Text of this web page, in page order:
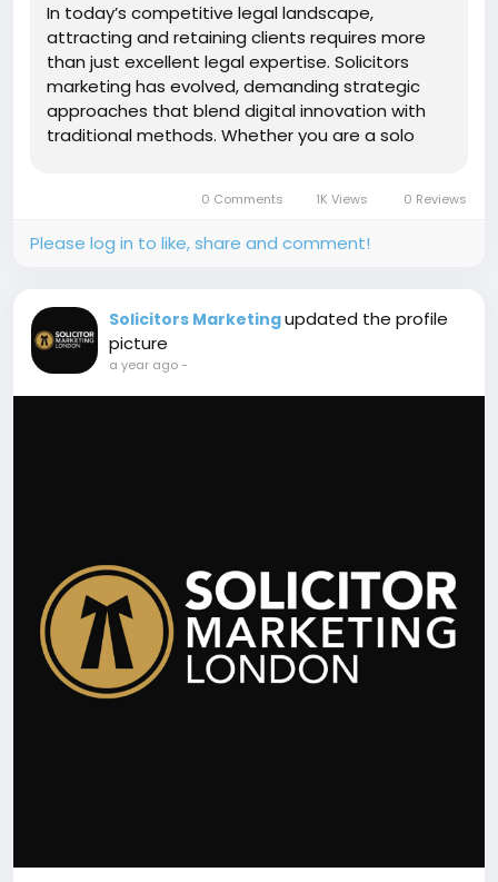
In today’s competitive legal landscape,
attracting and retaining clients requires more
than just excellent legal expertise. Solicitors
marketing has evolved, demanding strategic
approaches that blend digital innovation with
traditional methods. Whether you are a solo
effectively is key to...0 Comments 1K Views 0 Reviews
Please log in to like, share and comment!
Solicitors Marketingupdated the profile
picture
a year ago-